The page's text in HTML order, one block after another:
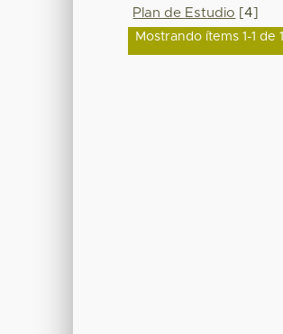
Plan de Estudio [4]
Mostrando ítems 1-1 de 1